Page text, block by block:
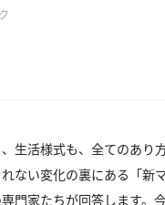
生活様式も、全てのあり
ない変化の裏にある「新
門家たちが回答します。